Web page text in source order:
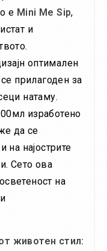
е Mini Me Sip,
и
оптимален
прилагоден за
натаму.
изработено
да се
на најострите
Сето ова
на
животен стил: